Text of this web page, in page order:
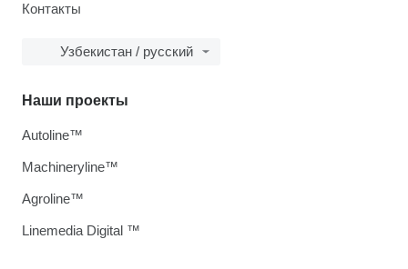
Контакты
Узбекистан / русский
Наши проекты
Autoline™
Machineryline™
Agroline™
Linemedia Digital ™